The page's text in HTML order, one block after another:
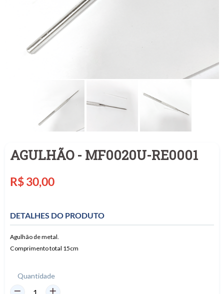
AGULHÃO - MF0020U-RE0001
Preço
R$ 30,00
DETALHES DO PRODUTO
Agulhão de metal.
Comprimento total 15cm
Quantidade